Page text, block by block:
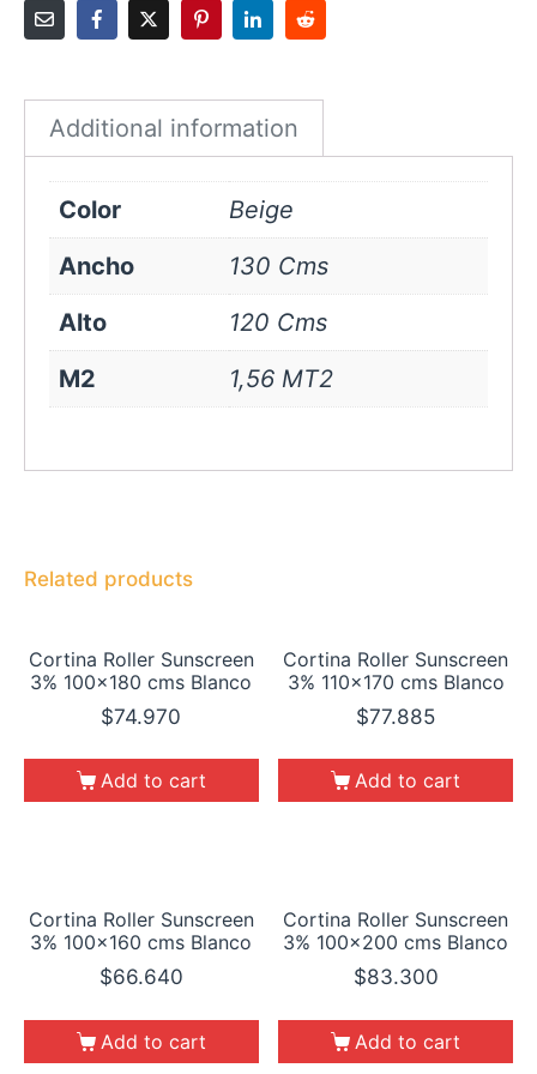
cms
Additional information
Color
Beige
Ancho
130 Cms
Alto
120 Cms
M2
1,56 MT2
Related products
Cortina Roller Sunscreen
3% 100×180 cms Blanco
$74.970
Add to cart
Cortina Roller Sunscreen
3% 110×170 cms Blanco
$77.885
Add to cart
Cortina Roller Sunscreen
3% 100×160 cms Blanco
$66.640
Add to cart
Cortina Roller Sunscreen
3% 100×200 cms Blanco
$83.300
Add to cart